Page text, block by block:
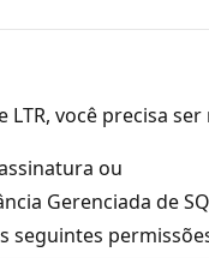
você precisa
ou
Gerenciada de
seguintes